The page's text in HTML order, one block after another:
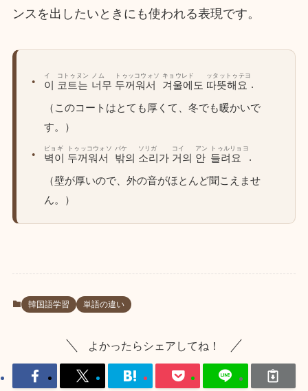
ンスを出したいときにも使われる表現です。
이
イ
코트는
コトゥヌン
너무
ノム
두꺼워서
トゥッコウォソ
겨울에도
キョウレド
따뜻해요
ッタットゥテヨ
.
（このコートはとても厚くて、冬でも暖かいで
す。）
벽이
ビョギ
두꺼워서
トゥッコウォソ
밖의
パケ
소리가
ソリガ
거의
コイ
안
アン
들려요
トゥルリョヨ
.
（壁が厚いので、外の音がほとんど聞こえませ
ん。）
韓国語学習 単語の違い
よかったらシェアしてね！